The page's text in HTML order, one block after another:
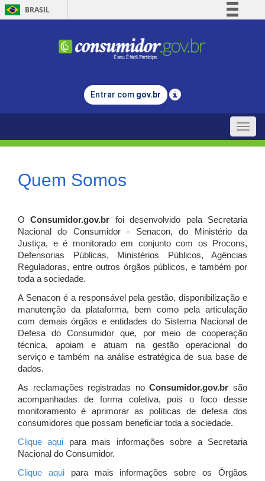
BRASIL
Comunica BR
Legislação
Entrar com gov.br
Toggle
Quem Somos
OConsumidor.gov.br
foi desenvolvido pela Secretaria
Nacional do Consumidor - Senacon, do Ministério da
Justiça, e é monitorado em conjunto com os Procons,
Defensorias Públicas, Ministérios Públicos, Agências
Reguladoras, entre outros órgãos públicos, e também por
toda a sociedade.
A Senacon é a responsável pela gestão, disponibilização e
manutenção da plataforma, bem como pela articulação
com demais órgãos e entidades do Sistema Nacional de
Defesa do Consumidor que, por meio de cooperação
técnica, apoiam e atuam na gestão operacional do
serviço e também na análise estratégica de sua base de
dados.
As reclamações registradas noConsumidor.gov.br são
acompanhadas de forma coletiva, pois o foco desse
monitoramento é aprimorar as políticas de defesa dos
consumidores que possam beneficiar toda a sociedade.
Clique aqui para mais informações sobre a Secretaria
Nacional do Consumidor.
Clique aquipara mais informações sobre os Órgãos